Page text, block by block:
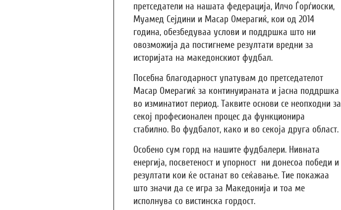
претседатели на нашата федерација, Илчо Ѓорѓиоски,
Муамед Сејдини и Масар Омерагиќ, кои од 2014
година, обезбедуваа услови и поддршка што ни
овозможија да постигнеме резултати вредни за
историјата на македонскиот фудбал.
Посебна благодарност упатувам до претседателот
Масар Омерагиќ за континуираната и јасна поддршка
во изминатиот период. Таквите основи се неопходни за
секој професионален процес да функционира
стабилно. Во фудбалот, како и во секоја друга област.
Особено сум горд на нашите фудбалери. Нивната
енергија, посветеност и упорност ни донесоа победи и
резултати кои ќе останат во сеќавање. Тие покажаа
што значи да се игра за Македонија и тоа ме
исполнува со вистинска гордост.